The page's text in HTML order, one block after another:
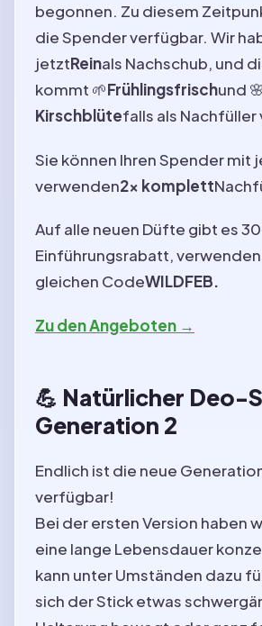
begonnen. Zu diesem
die Spender verfügbar. Wir
jetztReinals Nachschub, und
kommt 🌱Frühlingsfrischund 🌸
Kirschblütefalls als
Sie können Ihren Spender mit
verwenden2x komplett
Auf alle neuen Düfte gibt es
Einführungsrabatt,
gleichen CodeWILDFEB.
Zu den Angeboten →
💪 Natürlicher Deo-
Generation 2
Endlich ist die neue
verfügbar!
Bei der ersten Version haben
eine lange Lebensdauer
kann unter Umständen dazu
sich der Stick etwas